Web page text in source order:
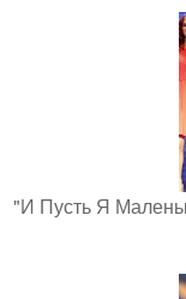
"И Пусть Я